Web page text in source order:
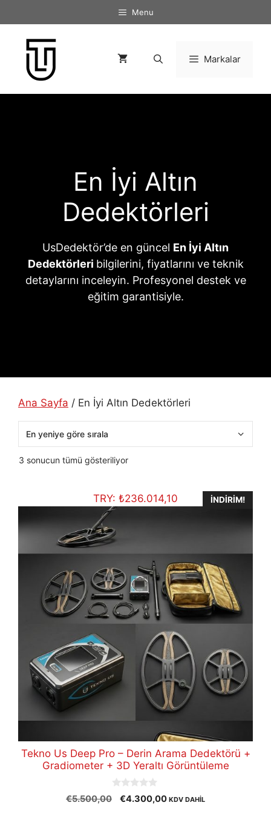
atla
Menu
Markalar
En İyi Altın
Dedektörleri
UsDedektör’de en güncel En İyi Altın
Dedektörleri bilgilerini, fiyatlarını ve teknik
detaylarını inceleyin. Profesyonel destek ve
eğitim garantisiyle.
Ana Sayfa / En İyi Altın Dedektörleri
3 sonucun tümü gösteriliyorEn
sıralandı
TRY: ₺236.014,10 İNDIRIM!
Tekno Us Deep Pro – Derin Arama Dedektörü +
Gradiometer + 3D Yeraltı Görüntüleme
€5.500,00
Orijinal
€4.300,00Şu
KDV DAHİL